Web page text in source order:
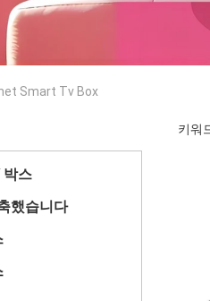
Smart Tv Box
박스
했습니다
키워